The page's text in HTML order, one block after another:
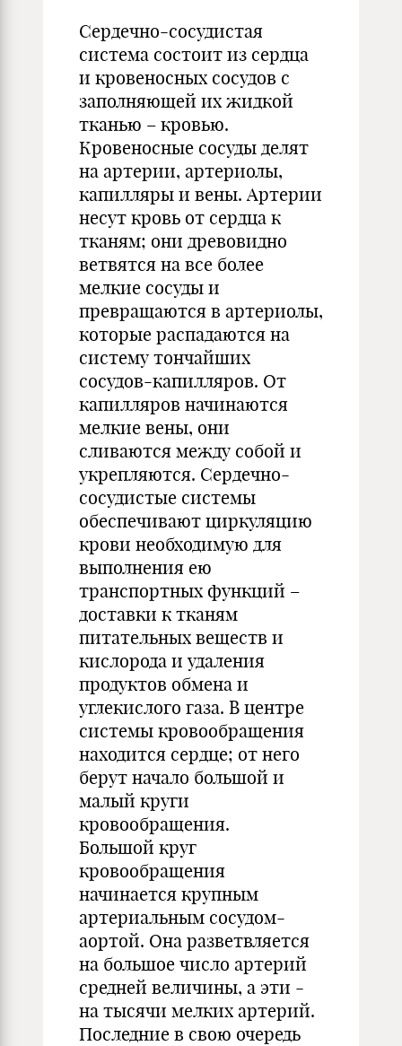
Сердечно-сосудистая
система состоит из сердца
и кровеносных сосудов с
заполняющей их жидкой
тканью – кровью.
Кровеносные сосуды делят
на артерии, артериолы,
капилляры и вены. Артерии
несут кровь от сердца к
тканям; они древовидно
ветвятся на все более
мелкие сосуды и
превращаются в артериолы,
которые распадаются на
систему тончайших
сосудов-капилляров. От
капилляров начинаются
мелкие вены, они
сливаются между собой и
укрепляются. Сердечно-
сосудистые системы
обеспечивают циркуляцию
крови необходимую для
выполнения ею
транспортных функций –
доставки к тканям
питательных веществ и
кислорода и удаления
продуктов обмена и
углекислого газа. В центре
системы кровообращения
находится сердце; от него
берут начало большой и
малый круги
кровообращения.
Большой круг
кровообращения
начинается крупным
артериальным сосудом-
аортой. Она разветвляется
на большое число артерий
средней величины, а эти -
на тысячи мелких артерий.
Последние в свою очередь